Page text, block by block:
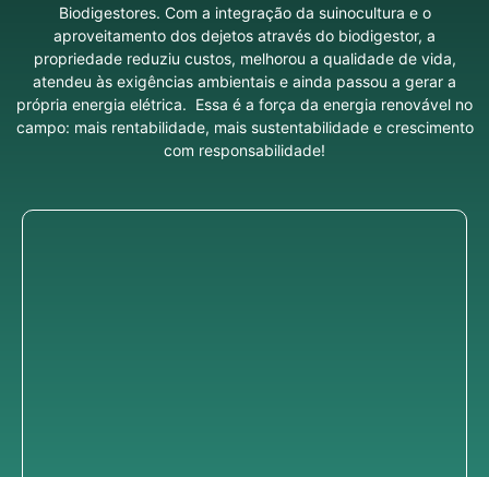
Biodigestores. Com a integração da suinocultura e o
aproveitamento dos dejetos através do biodigestor, a
propriedade reduziu custos, melhorou a qualidade de vida,
atendeu às exigências ambientais e ainda passou a gerar a
própria energia elétrica. Essa é a força da energia renovável no
campo: mais rentabilidade, mais sustentabilidade e crescimento
com responsabilidade!